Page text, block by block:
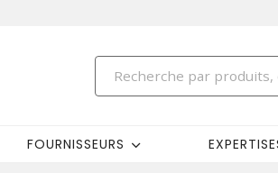
FOURNISSEURS